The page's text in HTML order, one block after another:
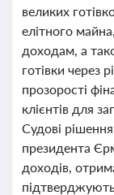
великих
елітного
доходам, а
готівки через
прозорості
клієнтів для
Судові
президента
доходів,